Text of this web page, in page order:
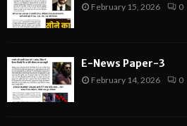
February 15, 2026 0
E-News Paper-3
February 14, 2026 0